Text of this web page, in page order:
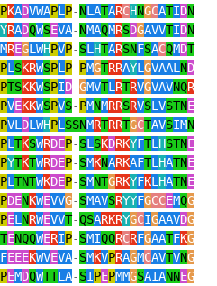
PKADVWAPL P-NLATARCHNGCATIDN
YRADQWSEVA-NMAQMRSDGAVVTIDN
MREGLWHPVP-SL HTARSNFSACQMDT
PL SKRWSPL P-PMGTRRAYL GVAAL ND
PTSKKWSPID-GMVTL RTRVGVAVNQR
PVEKKWSPVS-PMNMRRSRVSLVSTNE
PVL DLWHPL SSNMRTRRTGCTAVSIMN
PL TKSWRDEP-SL SKDRKYFTL HSTNE
PYTKTWRDEP-SMKNARKAFTL HATNE
PL TNTWKDEP-SMNTGRKYFKL HATNE
PDENKWEVVG-SMAVSRYYFGCCEMQG
PEL NRWEVVT-QSARKRYGCIGAAVDG
TENQQWERIP-SMIQQRCRFGAATFKG
FEEEKWVEVA-SMKVPRAGMCAVTVNG
PEMDQWTTLA-SIPEPMMGSAIANNEG